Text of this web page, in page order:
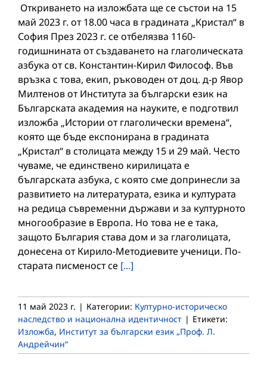
Откриването на изложбата ще се състои на 15
май 2023 г. от 18.00 чaса в градината „Кристал“ в
София През 2023 г. се отбелязва 1160-
годишнината от създаването на глаголическата
азбука от св. Константин-Кирил Философ. Във
връзка с това, екип, ръководен от доц. д-р Явор
Милтенов от Института за български език на
Българската академия на науките, е подготвил
изложба „Истории от глаголически времена“,
която ще бъде експонирана в градината
„Кристал“ в столицата между 15 и 29 май. Често
чуваме, че единствено кирилицата е
българската азбука, с която сме допринесли за
развитието на литературата, езика и културата
на редица съвременни държави и за културното
многообразие в Европа. Но това не е така,
защото България става дом и за глаголицата,
донесена от Кирило-Методиевите ученици. По-
старата писменост се [...]
11 май 2023 г. | Категории: Културно-историческо
наследство и национална идентичност | Етикети:
Изложба, Институт за български език „Проф. Л.
Андрейчин“